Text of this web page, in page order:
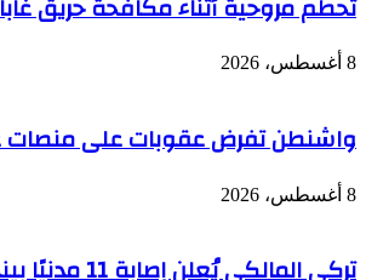
8 أغسطس، 2026
واشنطن تفرض عقوبات على منصات
8 أغسطس، 2026
تركي المالكي يُعلن إصابة 11 مدنيًا بينهما مصريان باعتداء حوثي على نجران